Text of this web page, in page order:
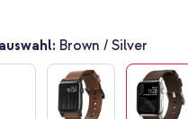
Brown / Silver